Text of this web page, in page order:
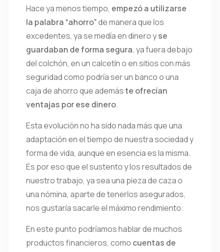
Hace ya menos tiempo, empezó a utilizarse
la palabra “ahorro”de manera que los
excedentes, ya se medía en dinero yse
guardaban de forma segura, ya fuera debajo
del colchón, en un calcetín o en sitios con más
seguridad como podría ser un banco o una
caja de ahorro que ademáste ofrecían
ventajas por ese dinero.
Esta evolución no ha sido nada más que una
adaptación en el tiempo de nuestra sociedad y
forma de vida, aunque en esencia es la misma.
Es por eso que el sustento y los resultados de
nuestro trabajo, ya sea una pieza de caza o
una nómina, aparte de tenerlos asegurados,
nos gustaría sacarle el máximo rendimiento.
En este punto podríamos hablar de muchos
productos financieros, como cuentas de